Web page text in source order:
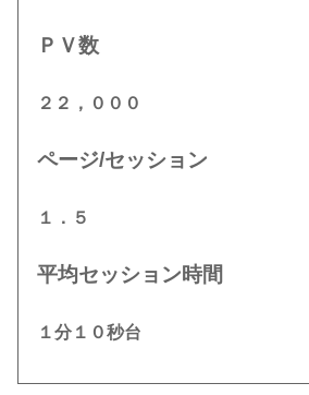
ＰＶ数
２２，０００
ページ/セッション
１．５
平均セッション時間
１分１０秒台